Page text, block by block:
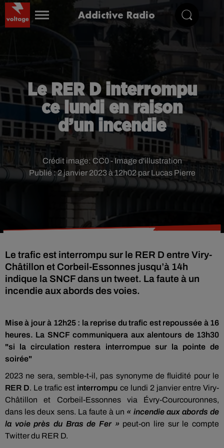
Addictive Radio
Le RER D interrompu
ce lundi en raison
d’un incendie
Publié : 2 janvier 2023 à 12h02 par Lucas Pierre
Crédit image: CC0 - Image d'illustration
Le trafic est interrompu sur le RER D entre Viry-
Châtillon et Corbeil-Essonnes jusqu’à 14h
indique la SNCF dans un tweet. La faute à un
incendie aux abords des voies.
Mise à jour à 12h25 : la reprise du trafic est repoussée à 16
heures. La SNCF communiquera aux alentours de 13h30
"si la circulation restera interrompue sur la pointe de
soirée"
2023 ne sera, semble-t-il, pas synonyme de fluidité pour le
RER D. Le trafic est interrompu ce lundi 2 janvier entre Viry-
Châtillon et Corbeil-Essonnes via Évry-Courcouronnes,
dans les deux sens. La faute à un « incendie aux abords de
la voie près du Bras de Fer »peut-on lire sur le compte
Twitter du RER D.